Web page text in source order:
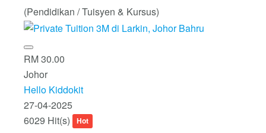
(Pendidikan / Tuisyen & Kursus)
RM 30.00
Johor
Hello Kiddokit
27-04-2025
6029 Hit(s)
Hot